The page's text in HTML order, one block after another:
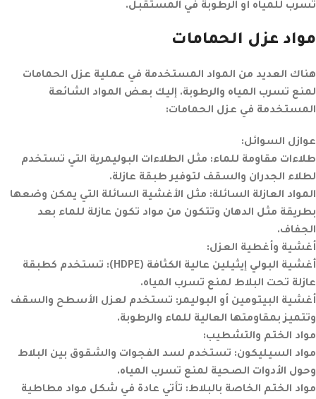
تسرب للمياه أو الرطوبة في المستقبل.
مواد عزل الحمامات
هناك العديد من المواد المستخدمة في عملية عزل الحمامات
لمنع تسرب المياه والرطوبة. إليك بعض المواد الشائعة
المستخدمة في عزل الحمامات:
عوازل السوائل:
طلاءات مقاومة للماء: مثل الطلاءات البوليمرية التي تستخدم
لطلاء الجدران والسقف لتوفير طبقة عازلة.
المواد العازلة السائلة: مثل الأغشية السائلة التي يمكن وضعها
بطريقة مثل الدهان وتتكون من مواد تكون عازلة للماء بعد
الجفاف.
أغشية وأغطية العزل:
أغشية البولي إيثيلين عالية الكثافة (HDPE):
تستخدم كطبقة
عازلة تحت البلاط لمنع تسرب المياه.
أغشية البيتومين أو البوليمر: تستخدم لعزل الأسطح والسقف
وتتميز بمقاومتها العالية للماء والرطوبة.
مواد الختم والتشطيب:
مواد السيليكون: تستخدم لسد الفجوات والشقوق بين البلاط
وحول الأدوات الصحية لمنع تسرب المياه.
مواد الختم الخاصة بالبلاط: تأتي عادة في شكل مواد مطاطية